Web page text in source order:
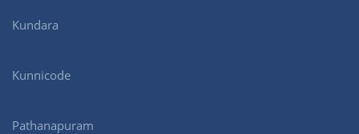
Kundara
Kunnicode
Pathanapuram